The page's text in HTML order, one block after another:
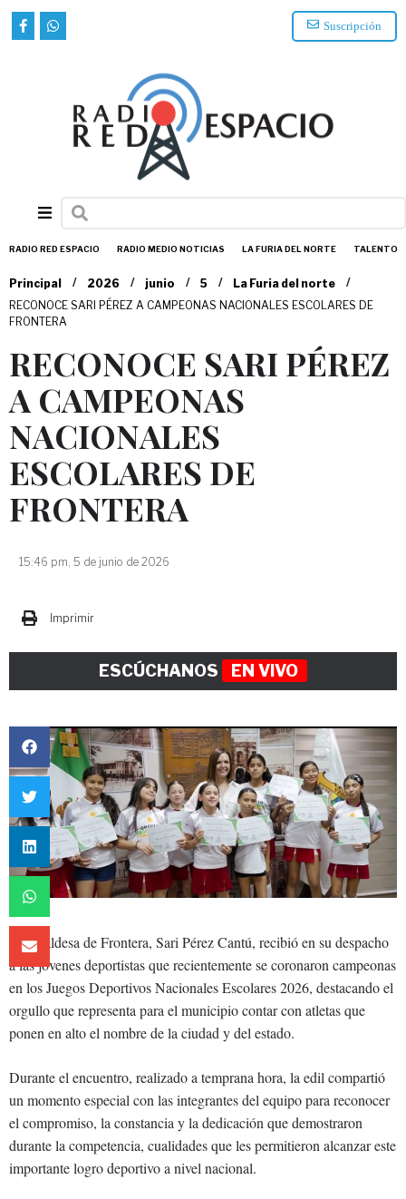
Suscripción
RADIO RED ESPACIO RADIO MEDIO NOTICIAS LA FURIA DEL NORTE TALENTO
Principal / 2026 / junio / 5 / La Furia del norte
/
RECONOCE SARI PÉREZ A CAMPEONAS NACIONALES ESCOLARES DE
FRONTERA
RECONOCE SARI PÉREZ
A CAMPEONAS
NACIONALES
ESCOLARES DE
FRONTERA
15:46 pm, 5 de junio de 2026
Imprimir
ESCÚCHANOS EN VIVO
La alcaldesa de Frontera, Sari Pérez Cantú, recibió en su despacho
a las jóvenes deportistas que recientemente se coronaron campeonas
en los Juegos Deportivos Nacionales Escolares 2026, destacando el
orgullo que representa para el municipio contar con atletas que
ponen en alto el nombre de la ciudad y del estado.
Durante el encuentro, realizado a temprana hora, la edil compartió
un momento especial con las integrantes del equipo para reconocer
el compromiso, la constancia y la dedicación que demostraron
durante la competencia, cualidades que les permitieron alcanzar este
importante logro deportivo a nivel nacional.